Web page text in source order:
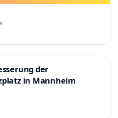
der
in Mannheim